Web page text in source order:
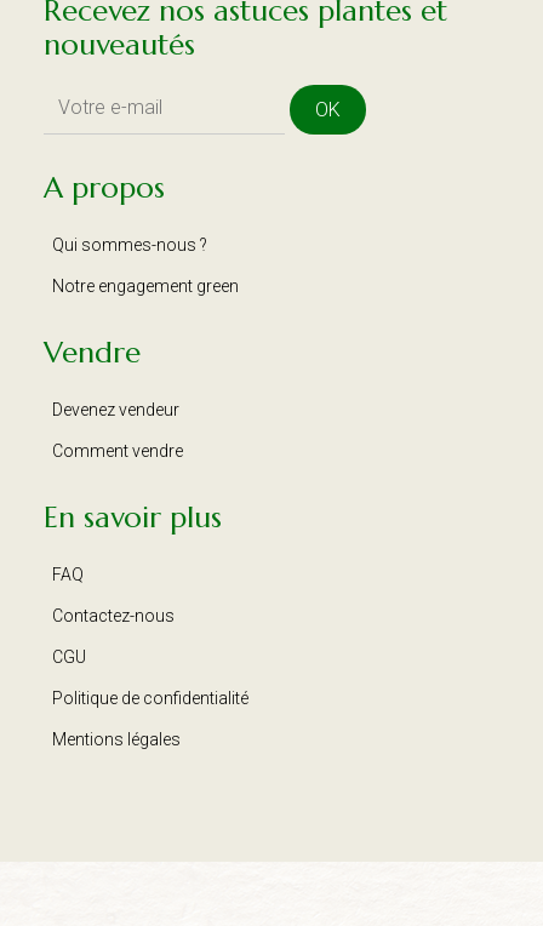
Recevez nos astuces plantes et
nouveautés
OK
A propos
Qui sommes-nous ?
Notre engagement green
Vendre
Devenez vendeur
Comment vendre
En savoir plus
FAQ
Contactez-nous
CGU
Politique de confidentialité
Mentions légales